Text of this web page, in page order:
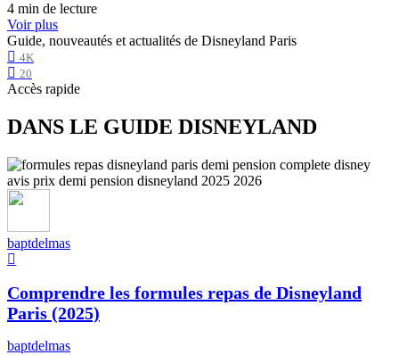
4 min de lecture
Voir plus
Guide, nouveautés et actualités de Disneyland Paris
4K
20
Accès rapide
DANS LE GUIDE DISNEYLAND
baptdelmas
Comprendre les formules repas de Disneyland
Paris (2025)
baptdelmas